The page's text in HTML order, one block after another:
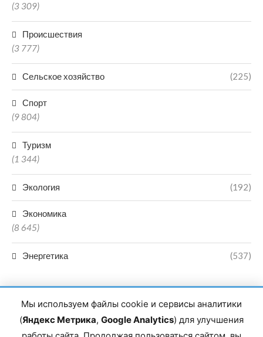
(3 309)
Происшествия
(3 777)
Сельское хозяйство (225)
Спорт
(9 804)
Туризм
(1 344)
Экология (192)
Экономика
(8 645)
Энергетика (537)
Мы используем файлы cookie и сервисы аналитики
(Яндекс Метрика, Google Analytics) для улучшения